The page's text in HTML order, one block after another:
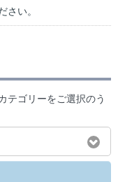
さい。
テゴリーをご選択のう